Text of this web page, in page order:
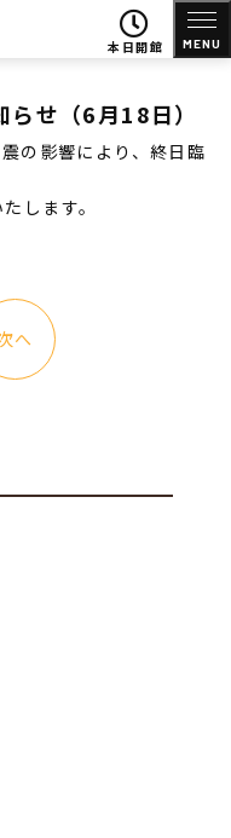
本日開館 MENU
せ（6月18日）
の影響により、終日臨
します。
へ